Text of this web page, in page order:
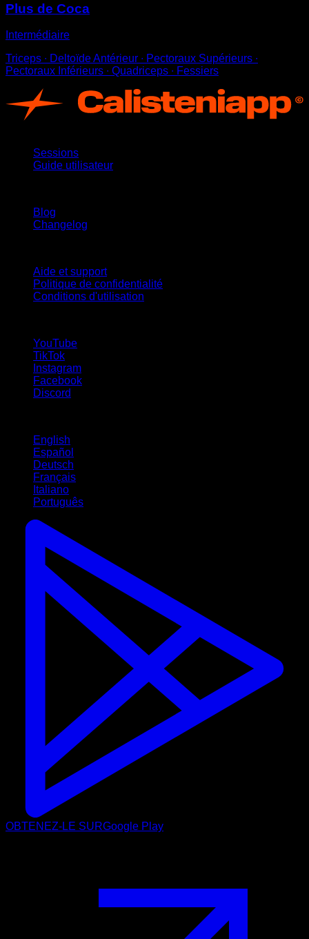
Plus de Coca
Intermédiaire
Triceps ∙ Deltoïde Antérieur ∙ Pectoraux Supérieurs ∙
Pectoraux Inférieurs ∙ Quadriceps ∙ Fessiers
Sessions
Guide utilisateur
Blog
Changelog
Aide et support
Politique de confidentialité
Conditions d'utilisation
YouTube
TikTok
Instagram
Facebook
Discord
English
Español
Deutsch
Français
Italiano
Português
OBTENEZ-LE SURGoogle Play